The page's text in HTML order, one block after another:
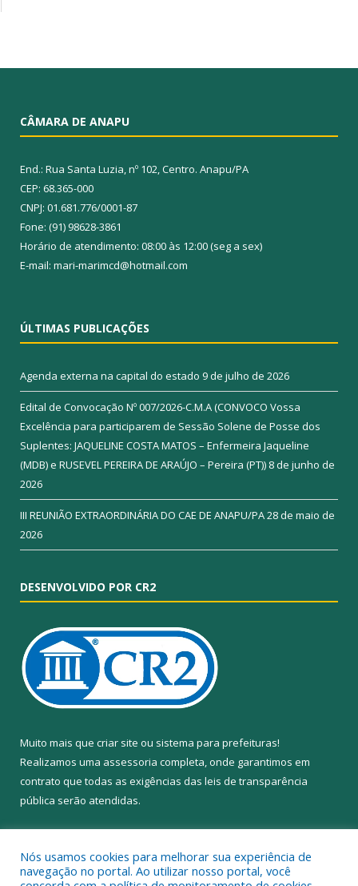
CÂMARA DE ANAPU
End.: Rua Santa Luzia, nº 102, Centro. Anapu/PA
CEP: 68.365-000
CNPJ: 01.681.776/0001-87
Fone: (91) 98628-3861
Horário de atendimento: 08:00 às 12:00 (seg a sex)
E-mail: mari-marimcd@hotmail.com
ÚLTIMAS PUBLICAÇÕES
Agenda externa na capital do estado 9 de julho de 2026
Edital de Convocação Nº 007/2026-C.M.A (CONVOCO Vossa
Excelência para participarem de Sessão Solene de Posse dos
Suplentes: JAQUELINE COSTA MATOS – Enfermeira Jaqueline
(MDB) e RUSEVEL PEREIRA DE ARAÚJO – Pereira (PT)) 8 de junho de
2026
III REUNIÃO EXTRAORDINÁRIA DO CAE DE ANAPU/PA28 de maio de
2026
DESENVOLVIDO POR CR2
Muito mais que criar site ou sistema para prefeituras!
Realizamos uma assessoria completa, onde garantimos em
contrato que todas as exigências das leis de transparência
pública serão atendidas.
Nós usamos cookies para melhorar sua experiência de
navegação no portal. Ao utilizar nosso portal, você